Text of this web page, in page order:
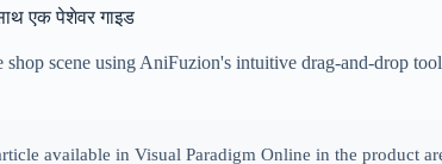
एक पेशेवर गाइड
scene using AniFuzion's intuitive drag-and-drop
available in Visual Paradigm Online in the product